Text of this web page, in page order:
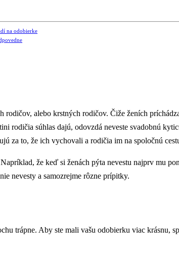
na odobierke
alebo krstných rodičov. Čiže ženích
rodičia súhlas dajú, odovzdá neveste svadobnú
za to, že ich vychovali a rodičia im na spoločnú
že keď si ženách pýta nevestu najprv mu
nevesty a samozrejme rôzne prípitky.
trápne. Aby ste mali vašu odobierku viac krásnu,